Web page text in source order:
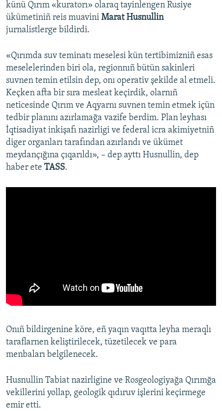
künü Qırım «kuratorı» olaraq tayinlengen Rusiye
ükümetiniñ reis muavini Marat Husnullin
jurnalistlerge bildirdi.
«Qırımda suv teminatı meselesi kün tertibimizniñ esas
meselelerinden biri ola, regionnıñ bütün sakinleri
suvnen temin etilsin dep, onı operativ şekilde al etmeli.
Keçken afta bir sıra mesleat keçirdik, olarnıñ
neticesinde Qırım ve Aqyarnı suvnen temin etmek içün
tedbir planını azırlamağa vazife berdim. Plan leyhası
İqtisadiyat inkişafı nazirligi ve federal icra akimiyetniñ
diger organları tarafından azırlandı ve ükümet
meydançığına çıqarıldı», – dep ayttı Husnullin, dep
haber ete TASS.
Onıñ bildirgenine köre, eñ yaqın vaqıtta leyha meraqlı
taraflarnen keliştirilecek, tüzetilecek ve para
menbaları belgilenecek.
Husnullin Tabiat nazirligine ve Rosgeologiyağa Qırımğa
vekillerini yollap, geologik qıdıruv işlerini keçirmege
emir etti.